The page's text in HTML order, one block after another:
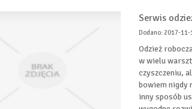
Serwis
Dodano: 2017-11-
Odzież
w wielu
czyszczeniu,
bowiem nigdy
inny sposób